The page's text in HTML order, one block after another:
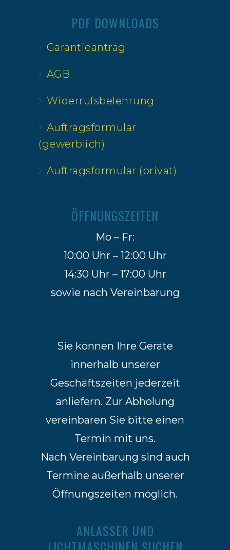
PDF DOWNLOADS
Garantieantrag
AGB
Widerrufsbelehrung
Auftragsformular
(gewerblich)
Auftragsformular (privat)
ÖFFNUNGSZEITEN
Mo – Fr:
10:00 Uhr – 12:00 Uhr
14:30 Uhr – 17:00 Uhr
sowie nach Vereinbarung
Sie können Ihre Geräte
innerhalb unserer
Geschäftszeiten jederzeit
anliefern. Zur Abholung
vereinbaren Sie bitte einen
Termin mit uns.
Nach Vereinbarung sind auch
Termine außerhalb unserer
Öffnungszeiten möglich.
ANLASSER UND